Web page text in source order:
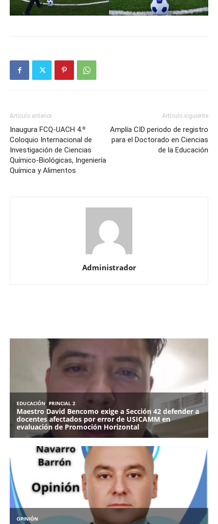
Artículo anterior
Inaugura FCQ-UACH 4.º
Coloquio Internacional de
Investigación de Ciencias
Químico-Biológicas, Ingeniería
Química y Alimentos
Artículo siguiente
Amplía CID periodo de registro
para el Doctorado en Ciencias
de la Educación
Administrador